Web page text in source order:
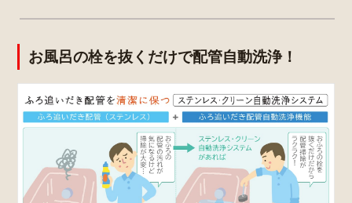
お風呂の栓を抜くだけで配管自動洗浄！